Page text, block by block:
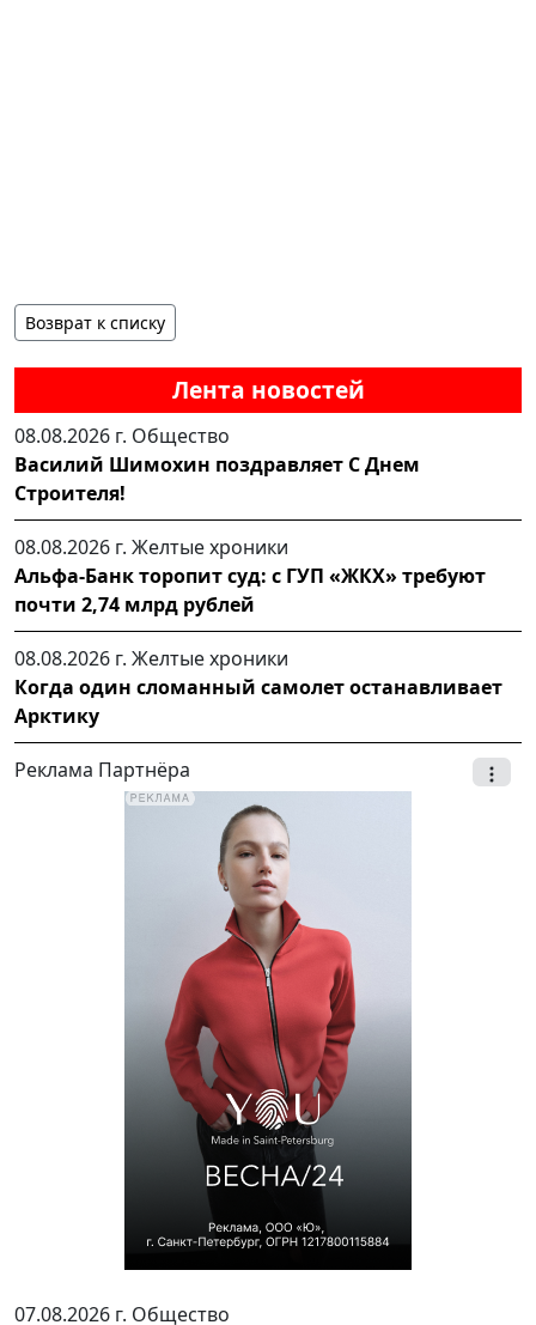
Лента новостей
08.08.2026 г. Общество
Василий Шимохин поздравляет С Днем
Строителя!
08.08.2026 г. Желтые хроники
Альфа-Банк торопит суд: с ГУП «ЖКХ» требуют
почти 2,74 млрд рублей
08.08.2026 г. Желтые хроники
Когда один сломанный самолет останавливает
Арктику
Реклама Партнёра
07.08.2026 г. Общество
Возврат к списку